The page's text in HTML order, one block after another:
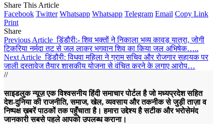
Share This Article
Facebook Twitter Whatsapp Whatsapp Telegram Email Copy Link
Print
Share
Previous Article डिंडौरी:- शिव भक्तों ने निकाला भव्य कावड़ यात्रा, जोगी
टिकरिया नर्मदा तट से जल लाकर भगवान शिव का किया जल अभिषेक…..
Next Article डिंडौरी: विधवा महिला ने ग्राम सचिव और रोजगार सहायक पर
जाली दस्तावेज तैयार शासकीय योजना से वंचित करने के लगाए आरोप…
//
साइडलुक न्यूज़ एक विश्वसनीय हिंदी समाचार पोर्टल है जो मध्यप्रदेश सहित
देश-दुनिया की राजनीति, समाज, खेल, व्यवसाय और तकनीक से जुड़ी ताज़ा व
निष्पक्ष ख़बरें पाठकों तक पहुँचाता है। हमारा उद्देश्य है सटीक और भरोसेमंद
जानकारी सबसे पहले आपको उपलब्ध कराना।